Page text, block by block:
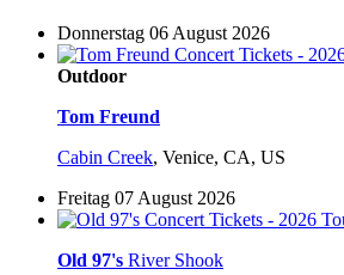
Donnerstag 06 August 2026
Outdoor
Tom Freund
Cabin Creek, Venice, CA, US
Freitag 07 August 2026
Old 97's River Shook